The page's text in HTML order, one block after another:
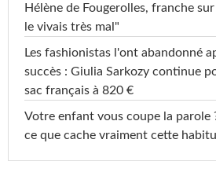
Hélène de Fougerolles, franche
le vivais très mal"
Les fashionistas l'ont abandonné
succès : Giulia Sarkozy continue
sac français à 820 €
Votre enfant vous coupe la parole
ce que cache vraiment cette